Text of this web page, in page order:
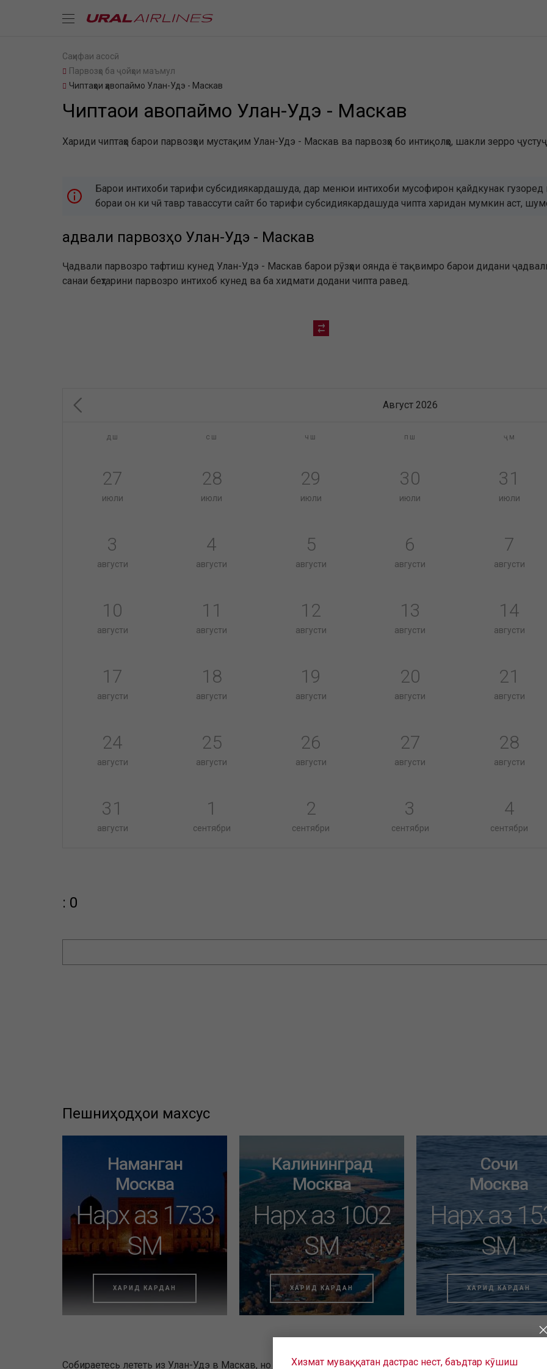
Саҳифаи асосӣ
Парвозҳо ба ҷойҳои маъмул
Чиптаҳои ҳавопаймо Улан-Удэ - Маскав
Чиптаҳои ҳавопаймо Улан-Удэ - Маскав
Хариди чиптаҳо барои парвозҳои мустақим Улан-Удэ - Маскав ва парвозҳо бо интиқолҳо, шакли зерро
Барои интихоби тарифи субсидиякардашуда, дар менюи интихоби мусофирон қайдкунак гузоред
бораи он ки чӣ тавр тавассути сайт бо тарифи субсидиякардашуда чипта харидан мумкин аст,
Ҷадвали парвозҳо Улан-Удэ - Маскав
Ҷадвали парвозро тафтиш кунед Улан-Удэ - Маскав барои рӯзҳои оянда ё тақвимро барои дидани
санаи беҳтарини парвозро интихоб кунед ва ба хидмати додани чипта равед.
Август 2026
дш сш чш пш ҷм
27
июли
28
июли
29
июли
30
июли
31
июли
3
августи
4
августи
5
августи
6
августи
7
августи
10
августи
11
августи
12
августи
13
августи
14
августи
17
августи
18
августи
19
августи
20
августи
21
августи
24
августи
25
августи
26
августи
27
августи
28
августи
31
августи
1
сентябри
2
сентябри
3
сентябри
4
сентябри
: 0
Пешниҳодҳои махсус
Наманган
Москва
Нарх аз 1733
SM
ХАРИД КАРДАН
Калининград
Москва
Нарх аз 1002
SM
ХАРИД КАРДАН
Сочи
Москва
Нарх аз
SM
ХАРИД КАРДАН
Собираетесь лететь из Улан-Удэ в Маскав, но ещё не нашли подходящиеХизмат муваққатан дастрас нест, баъдтар кӯшиш